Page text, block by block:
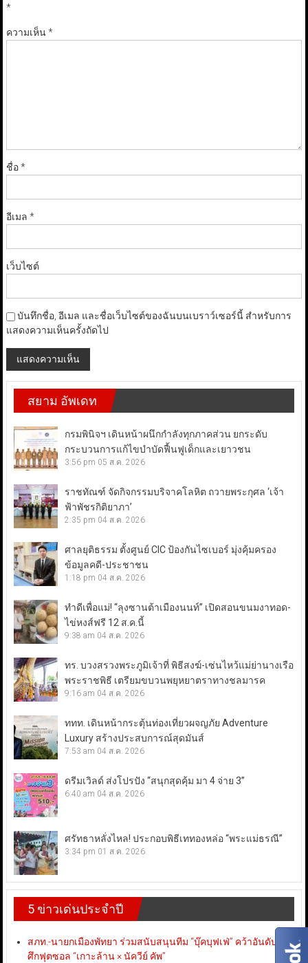
*
ความเห็น*
ชื่อ*
อีเมล *
เว็บไซต์
บันทึกชื่อ, อีเมล และชื่อเว็บไซต์ของฉันบนเบราว์เซอร์นี้ สำหรับการ
แสดงความเห็นครั้งถัดไป
สยาม อัพเดท
กรมพินิจฯ เดินหน้าผนึกกำลังทุกภาคส่วน ยกระดับ
กระบวนการแก้ไขบำบัดฟื้นฟูเด็กและเยาวชน
3:56 pm 05 ส.ค. 2026
ราชทัณฑ์ จัดกิจกรรมบริจาคโลหิต ถวายพระกุศล ‘เจ้า
ฟ้าพัชรกิติยาภา’
2:35 pm 04 ส.ค. 2026
ศาลยุติธรรม ตั้งศูนย์ CIC ป้องกันไซเบอร์ มุ่งคุ้มครอง
ข้อมูลคดี-ประชาชน
1:18 pm 04 ส.ค. 2026
ทำดีเพื่อแม่! “ลุงซานต้าเมืองนนท์” เปิดสอนขนมงาทอด-
ไข่หงส์ฟรี 12 ส.ค.นี้
9:38 am 04 ส.ค. 2026
ทร. บวงสรวงพระภูมิเจ้าที่ พิธีสงฆ์-เซ่นไหว้แม่ย่านางเรือ
พระราชพิธี เตรียมขบวนพยุหยาตราทางชลมารค
9:16 am 04 ส.ค. 2026
ททท. เดินหน้ากระตุ้นท่องเที่ยวผจญภัย Adventure
Luxury สร้างประสบการณ์สุดมันส์
7:53 am 04 ส.ค. 2026
ดรีมเวิลด์ ส่งโปรปัง “สนุกสุดคุ้ม มา 4 จ่าย 3”
6:40 am 04 ส.ค. 2026
ศรัทธาหลั่งไหล! ประกอบพิธีเททองหล่อ “พระแม่ธรณี”
3:34 pm 01 ส.ค. 2026
5 ข่าวเด่นประจำปี
สภท.-นายกเมืองพัทยา ร่วมสนับสนุนทีม “บุ๊คบุฟเฟ่” คว้าอันดับ 3
ศึกฟุตซอล “เกาะล้าน × นัควีย์ คัพ”